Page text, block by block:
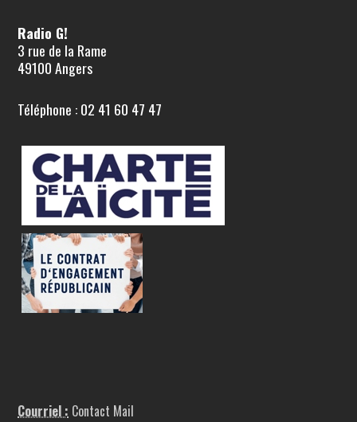
Radio G!
3 rue de la Rame
49100 Angers
Téléphone : 02 41 60 47 47
Courriel : Contact Mail